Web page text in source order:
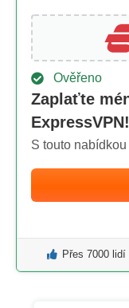
Ověřeno
Zaplaťte
ExpressVPN!
S touto
Přes 7000